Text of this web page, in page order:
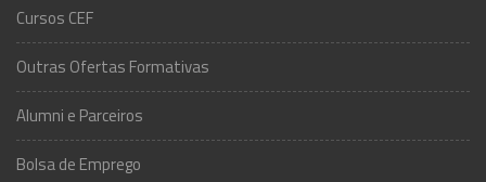
Cursos CEF
Outras Ofertas Formativas
Alumni e Parceiros
Bolsa de Emprego